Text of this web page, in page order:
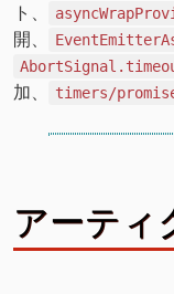
ト、
開、
加、
timers/
アーティ